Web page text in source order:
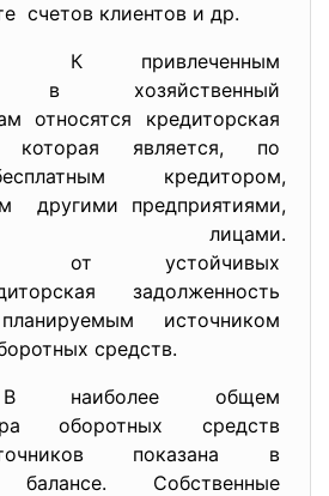
счетов клиентов и др.
в хозяйственный
относятся кредиторская
которая является, по
кредитором,
другими предприятиями,
лицами.
от устойчивых
задолженность
источником
средств.
общем
оборотных средств
показана в
балансе. Собственные